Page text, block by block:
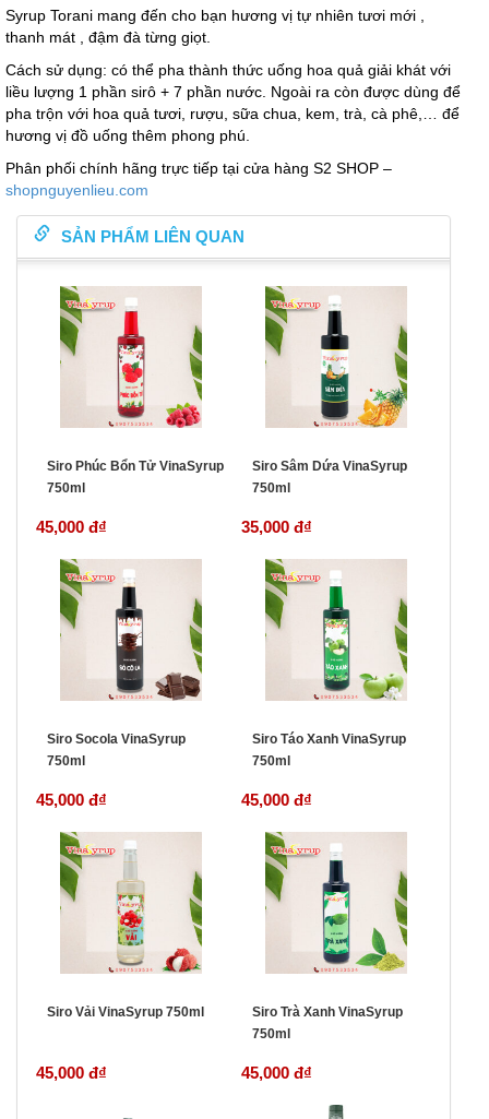
Syrup Torani mang đến cho bạn hương vị tự nhiên tươi mới ,
thanh mát , đậm đà từng giọt.
Cách sử dụng: có thể pha thành thức uống hoa quả giải khát với
liều lượng 1 phần sirô + 7 phần nước. Ngoài ra còn được dùng để
pha trộn với hoa quả tươi, rượu, sữa chua, kem, trà, cà phê,… để
hương vị đồ uống thêm phong phú.
Phân phối chính hãng trực tiếp tại cửa hàng S2 SHOP –
shopnguyenlieu.com
SẢN PHẨM LIÊN QUAN
Siro Phúc Bổn Tử VinaSyrup
750ml
45,000 đ₫
Siro Sâm Dứa VinaSyrup
750ml
35,000 đ₫
Siro Socola VinaSyrup
750ml
45,000 đ₫
Siro Táo Xanh VinaSyrup
750ml
45,000 đ₫
Siro Vải VinaSyrup 750ml
45,000 đ₫
Siro Trà Xanh VinaSyrup
750ml
45,000 đ₫